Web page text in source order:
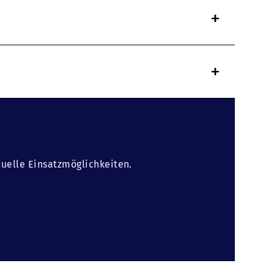
+
+
Einsatzmöglichkeiten.